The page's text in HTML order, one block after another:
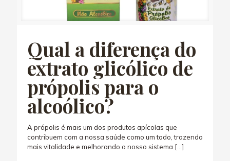
Qual a diferença do
extrato glicólico de
própolis para o
alcoólico?
A própolis é mais um dos produtos apícolas que
contribuem com a nossa saúde como um todo, trazendo
mais vitalidade e melhorando o nosso sistema […]